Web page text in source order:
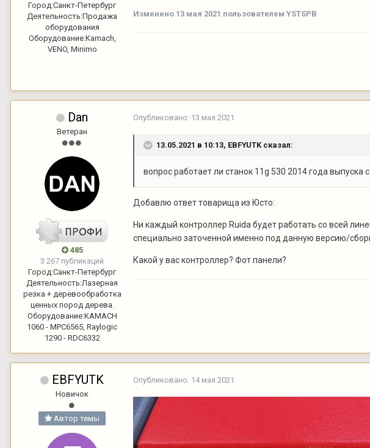
Город:Санкт-Петербург
Деятельность:Продажа
оборудования
Оборудование:Kamach,
VENO, Minimo
Изменено 13 мая 2021 пользователем YSTSPB
Dan
Ветеран
485
3 267 публикаций
Город:Санкт-Петербург
Деятельность:Лазерная
резка + деревообработка
ценных пород дерева.
Оборудование:KAMACH
1060 - MPC6565, Raylogic
1290 - RDC6332
Опубликовано: 13 мая 2021
13.05.2021 в 10:13, EBFYUTK сказал:
вопрос работает ли станок 11g 530 2014 года выпуска
Добавлю ответ товарища из Юсто:
Ни каждый контроллер Ruida будет работать со всей
специально заточенной именно под данную версию/
Какой у вас контроллер? Фот панели?
EBFYUTK
Новичок
Автор темы
Опубликовано: 14 мая 2021